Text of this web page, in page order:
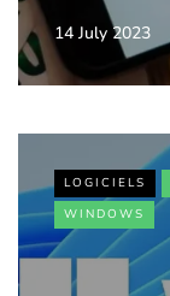
14 July 2023
LOGICIELS
WINDOWS